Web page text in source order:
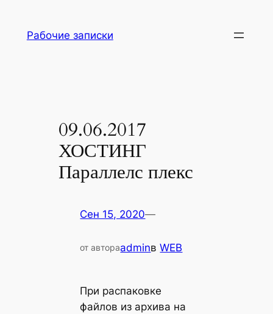
содержимому
Рабочие записки
09.06.2017
ХОСТИНГ
Параллелс плекс
Сен 15, 2020—
от автораadminвWEB
При распаковке
файлов из архива на